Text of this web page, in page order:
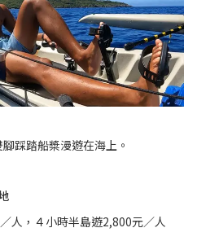
踩踏船槳漫遊在海上。
人，４小時半島遊2,800元／人